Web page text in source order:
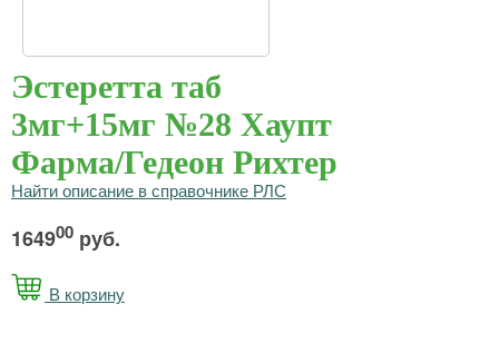
Эстеретта таб
3мг+15мг №28 Хаупт
Фарма/Гедеон Рихтер
Найти описание в справочнике РЛС
164900 руб.
В корзину